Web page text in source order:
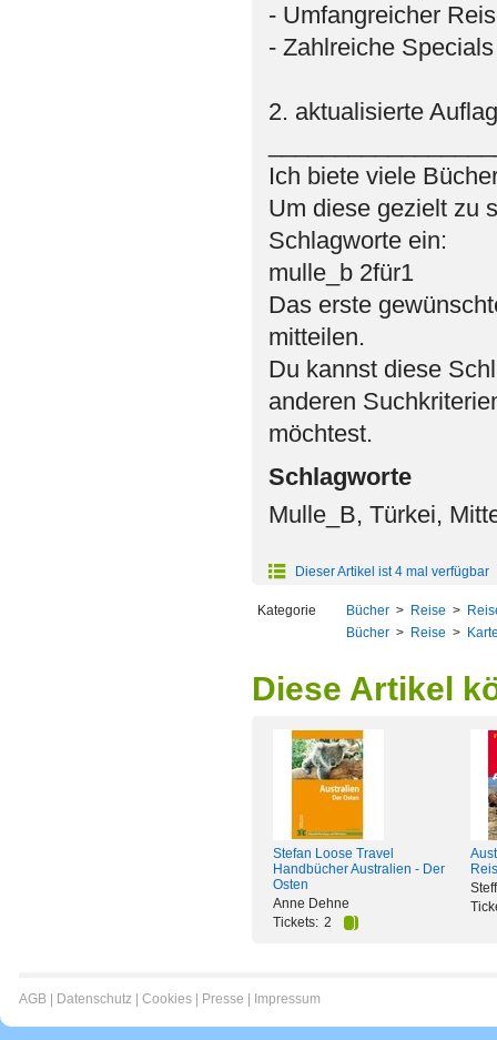
- Umfangreicher
- Zahlreiche
2. aktualisierte
Ich biete viele
Um diese gezielt zu
Schlagworte ein:
mulle_b 2für1
Das erste
mitteilen.
Du kannst diese
anderen
möchtest.
Schlagworte
Mulle_B, Türkei,
Dieser Artikel ist 4 mal verfügbar
Kategorie Bücher > Reise >
Bücher > Reise >
Diese Artikel
Stefan Loose Travel
Handbücher Australien - Der
Osten
Anne Dehne
Tickets: 2
AGB Datenschutz Cookies Presse Impressum